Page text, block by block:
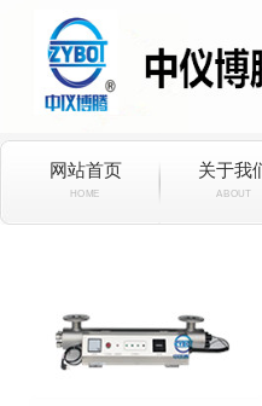
网站首页
HOME
关于我
ABOUT